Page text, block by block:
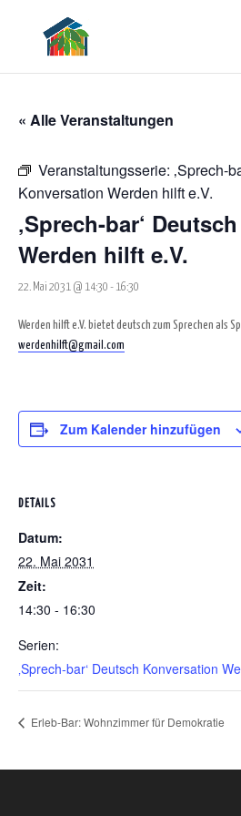
« Alle Veranstaltungen
Veranstaltungsserie: ‚Sprech-
Konversation Werden hilft e.V.
‚Sprech-bar‘
Werden hilft e.V.
22. Mai 2031 @ 14:30 - 16:30
Werden hilft e.V. bietet deutsch zum Sprechen als
werdenhilft@gmail.com
Zum Kalender hinzufügen
DETAILS
Datum:
22. Mai 2031
Zeit:
14:30 - 16:30
Serien:
‚Sprech-bar‘ Deutsch Konversation
Erleb-Bar: Wohnzimmer für Demokratie